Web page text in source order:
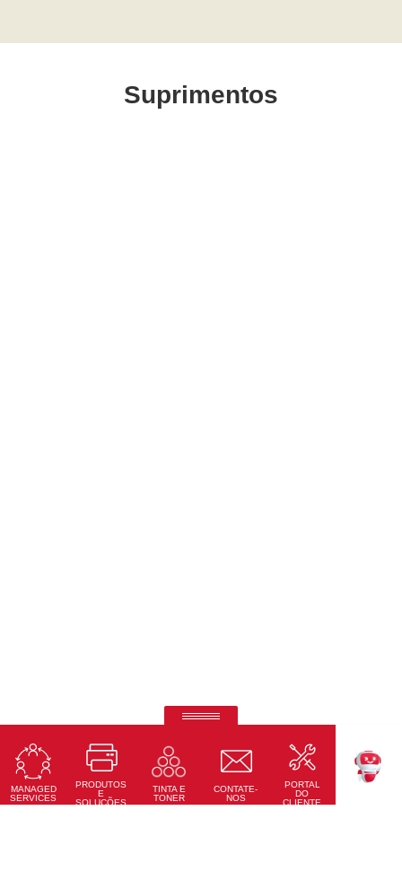
Suprimentos
MANAGED
SERVICES
PRODUTOS
E
SOLUÇÕES
TINTA E
TONER
CONTATE-
NOS
PORTAL
DO
CLIENTE
RICOH Pro Z75
Impressora Digital a Jato de Tinta Alimentada por Folhas
Saiba Mais